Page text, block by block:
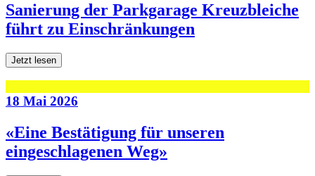
Sanierung der Parkgarage Kreuzbleiche
führt zu Einschränkungen
Jetzt lesen
18 Mai 2026
«Eine Bestätigung für unseren
eingeschlagenen Weg»